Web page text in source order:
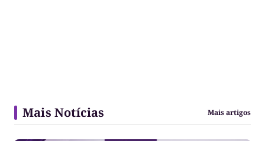
Mais Notícias Mais artigos